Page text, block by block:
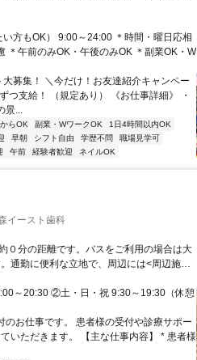
方もOK） 9:00～24:00 ＊時間・曜日応相
＊午前のみOK・午後のみOK ＊副業OK・W
募集！ ＼今だけ！お友達紹介キャンペー
つ支給！ （規定あり） 《お仕事詳細》 ・
景...
らOK 副業・WワークOK
1日4時間以内OK
早朝 シフト自由 学歴不問
職場見学可
午前 経験者歓迎 ネイルOK
イースト歯科
通勤に便利な立地で、周辺には<周辺施設
～20:30 ②土・日・祝 9:30～19:30（休憩
お仕事です。 患者様の受付や診療サポー
いただきます。 【主な仕事内容】 * 患者様